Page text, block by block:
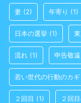
妻 (2) 年寄り (1)
日本の選挙 (1)
流れ (1) 申告敬遠
若い世代の行動のカギ
２回目 (1) ２回